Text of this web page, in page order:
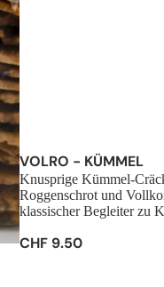
Sale
VOLRO - KÜMMEL
Knusprige Kümmel-
Roggenschrot und
klassischer Begleiter zu
CHF 9.50